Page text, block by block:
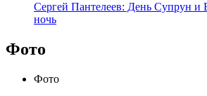
Сергей Пантелеев: День Супрун и
ночь
Фото
Фото